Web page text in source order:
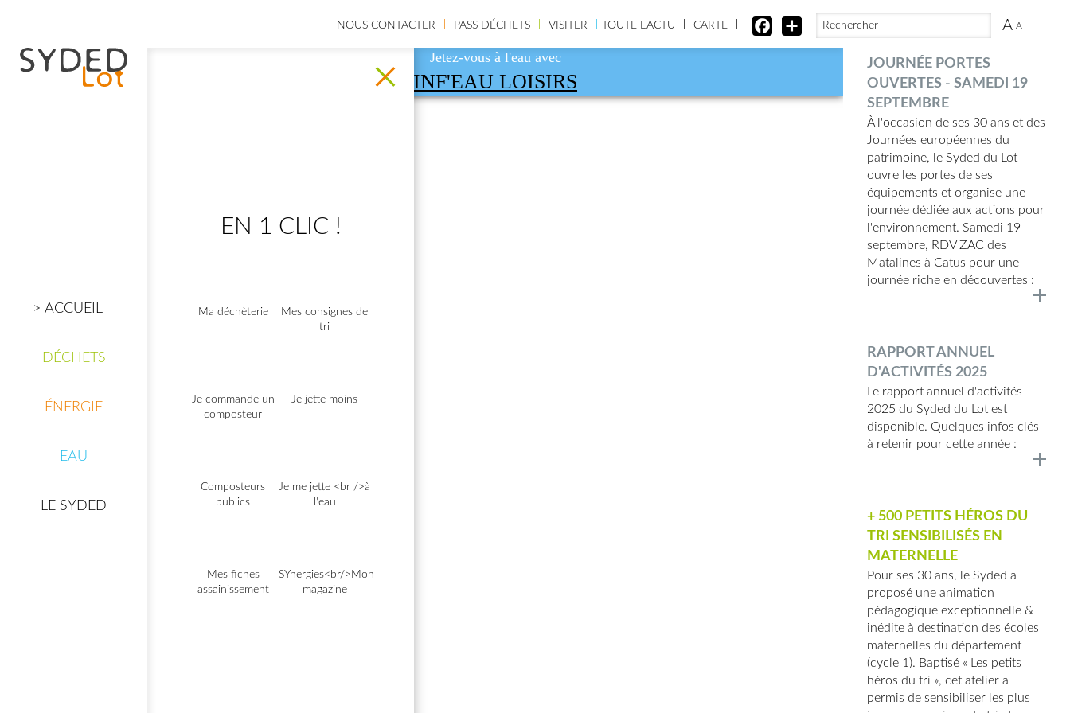
ACCUEIL
DÉCHETS
ÉNERGIE
EAU
LE SYDED
NOUS CONTACTER PASS DÉCHETS VISITER TOUTE L'ACTU CARTE FACEBOOK
SHARE
FORMULAIRE DE RECHERCHE RECHERCHER
A A
JOURNÉE PORTES
OUVERTES - SAMEDI 19
SEPTEMBRE
À l'occasion de ses 30 ans et des
Journées européennes du
patrimoine, le Syded du Lot
ouvre les portes de ses
équipements et organise une
journée dédiée aux actions pour
l'environnement. Samedi 19
septembre, RDV ZAC des
Matalines à Catus pour une
journée riche en découvertes :
RAPPORT ANNUEL
D'ACTIVITÉS 2025
Le rapport annuel d'activités
2025 du Syded du Lot est
disponible. Quelques infos clés
à retenir pour cette année :
+ 500 PETITS HÉROS DU
TRI SENSIBILISÉS EN
MATERNELLE
Pour ses 30 ans, le Syded a
proposé une animation
pédagogique exceptionnelle &
inédite à destination des écoles
maternelles du département
(cycle 1). Baptisé « Les petits
héros du tri », cet atelier a
permis de sensibiliser les plus
EN 1 CLIC !
Ma déchèterie
Mes consignes de
tri
Je commande un
composteur
Je jette moins
Composteurs
publics
Je me jette <br />à
l'eau
Mes fiches
assainissement
SYnergies<br/>Mon
magazine
Jetez-vous à l'eau avec
INF'EAU LOISIRS